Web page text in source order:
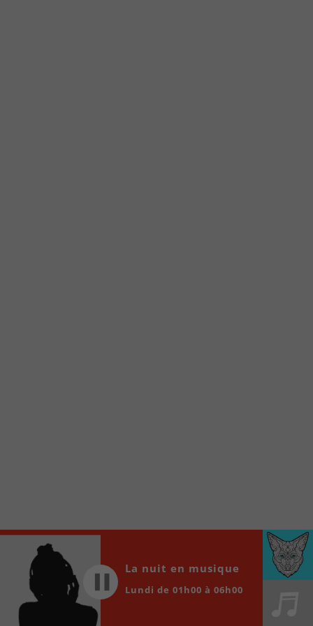
locale vous sont maintenant accessibles en un clic!
Audio
Player
00:00 00:00
La nuit en musique
Lundi de 01h00 à 06h00